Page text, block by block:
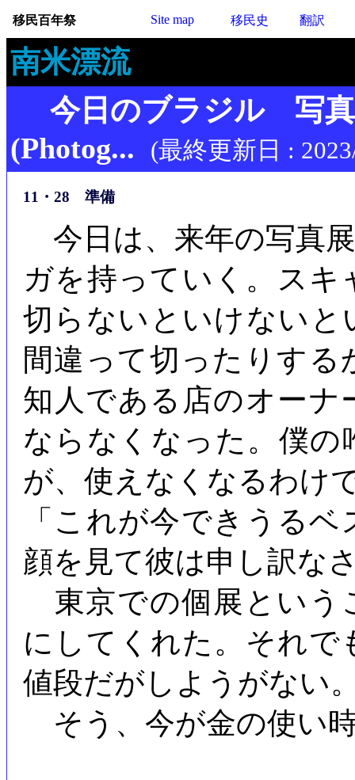
移民百年祭 Site map 移民史 翻訳
南米漂流
今日のブラジル 写
(Photog...
(最終更新日 :
11・28 準備
今日は、来年の写真
ガを持っていく。ス
切らないといけないと
間違って切ったりす
知人である店のオーナ
ならなくなった。僕
が、使えなくなるわけ
「これが今できうる
顔を見て彼は申し訳な
東京での個展という
にしてくれた。それ
値段だがしようがない
そう、今が金の使い